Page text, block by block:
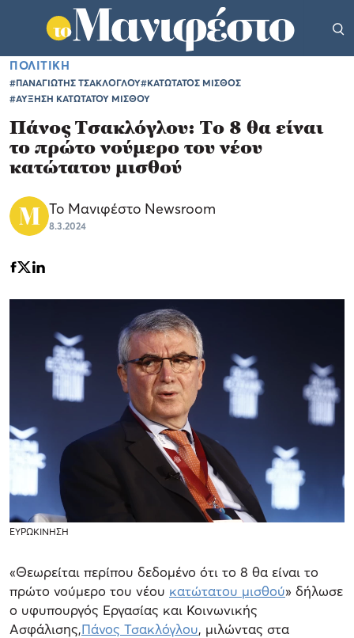
ΠΟΛΙΤΙΚΗ
#ΠΑΝΑΓΙΩΤΗΣ ΤΣΑΚΛΟΓΛΟΥ#ΚΑΤΩΤΑΤΟΣ ΜΙΣΘΟΣ
#ΑΥΞΗΣΗ ΚΑΤΩΤΑΤΟΥ ΜΙΣΘΟΥ
Πάνος Τσακλόγλου: Το 8 θα είναι
το πρώτο νούμερο του νέου
κατώτατου μισθού
Το Μανιφέστο Newsroom
8.3.2024
ΕΥΡΩΚΙΝΗΣΗ
«Θεωρείται περίπου δεδομένο ότι το 8 θα είναι το
πρώτο νούμερο του νέου κατώτατου μισθού» δήλωσε
ο υφυπουργός Εργασίας και Κοινωνικής
Ασφάλισης,Πάνος Τσακλόγλου, μιλώντας στα